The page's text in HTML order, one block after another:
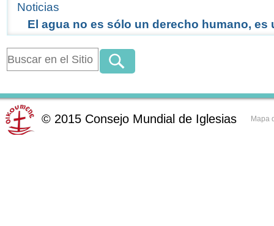
Noticias
El agua no es sólo un derecho humano, es
© 2015 Consejo Mundial de Iglesias Mapa